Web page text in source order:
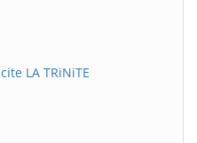
LA TRiNiTE